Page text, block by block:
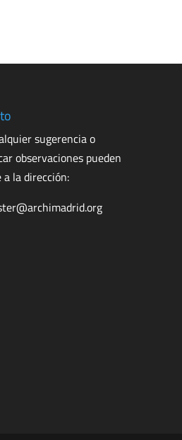
sugerencia o
observaciones pueden
la dirección: